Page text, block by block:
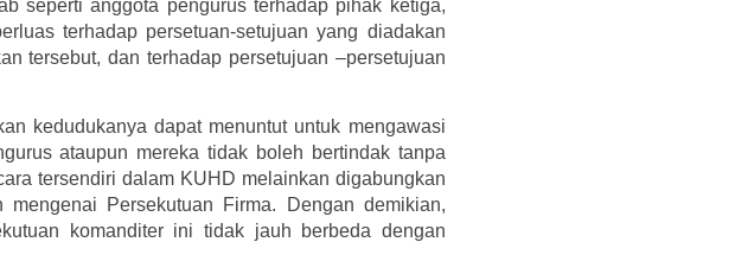
seperti anggota pengurus terhadap pihak ketiga,
terhadap persetuan-setujuan yang diadakan
tersebut, dan terhadap persetujuan –persetujuan
kedudukanya dapat menuntut untuk mengawasi
ataupun mereka tidak boleh bertindak tanpa
tersendiri dalam KUHD melainkan digabungkan
mengenai Persekutuan Firma. Dengan demikian,
komanditer ini tidak jauh berbeda dengan